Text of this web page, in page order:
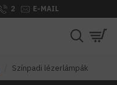
2 E-MAIL
Színpadi lézerlámpák